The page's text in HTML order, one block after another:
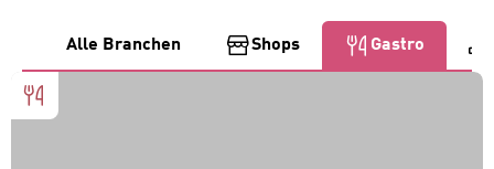
Alle Branchen Shops Gastro